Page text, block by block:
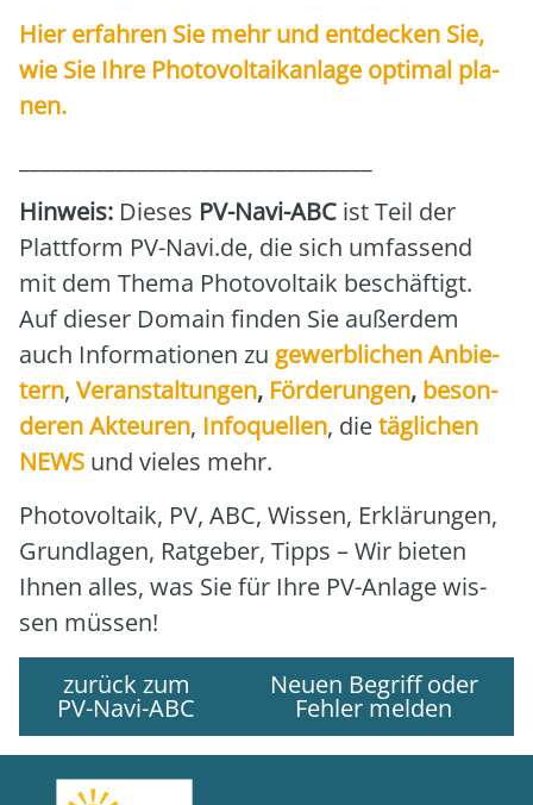
Hier erfah­ren Sie mehr und ent­de­cken Sie,
wie Sie Ihre Pho­to­vol­ta­ik­an­la­ge opti­mal pla­
nen.
Hin­weis: Die­ses PV-Navi-ABC ist Teil der
Platt­form PV-Navi.de, die sich umfas­send
mit dem The­ma Pho­to­vol­ta­ik beschäf­tigt.
Auf die­ser Domain fin­den Sie außer­dem
auch Infor­ma­tio­nen zu gewerb­li­chen Anbie­
tern, Ver­an­stal­tun­gen, För­de­run­gen, beson­
de­ren Akteu­ren, Info­quel­len, dietäg­li­chen
NEWS und vie­les mehr.
Pho­to­vol­ta­ik, PV, ABC, Wis­sen, Erklä­run­gen,
Grund­la­gen, Rat­ge­ber, Tipps – Wir bie­ten
Ihnen alles, was Sie für Ihre PV-Anla­ge wis­
sen müs­sen!
zurück zum
PV-Navi-ABC
Neuen Begriff oder
Fehler melden